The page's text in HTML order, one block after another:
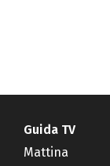
Guida TV
Mattina